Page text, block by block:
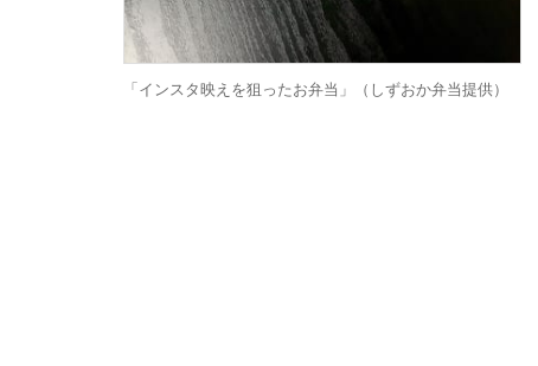
「インスタ映えを狙ったお弁当」（しずおか弁当提供）